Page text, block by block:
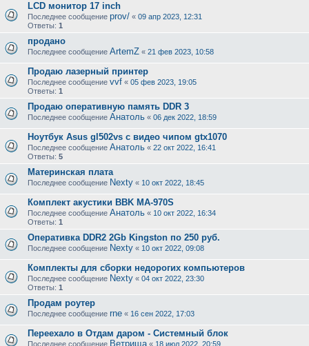
LCD монитор 17 inch
Последнее сообщение prov/ « 09 апр 2023, 12:31
Ответы: 1
продано
Последнее сообщение ArtemZ « 21 фев 2023, 10:58
Продаю лазерный принтер
Последнее сообщение vvf « 05 фев 2023, 19:05
Ответы: 1
Продаю оперативную память DDR 3
Последнее сообщение Анатоль « 06 дек 2022, 18:59
Ноутбук Asus gl502vs с видео чипом gtx1070
Последнее сообщение Анатоль « 22 окт 2022, 16:41
Ответы: 5
Материнская плата
Последнее сообщение Nexty « 10 окт 2022, 18:45
Комплект акустики BBK MA-970S
Последнее сообщение Анатоль « 10 окт 2022, 16:34
Ответы: 1
Оперативка DDR2 2Gb Kingston по 250 руб.
Последнее сообщение Nexty « 10 окт 2022, 09:08
Комплекты для сборки недорогих компьютеров
Последнее сообщение Nexty « 04 окт 2022, 23:30
Ответы: 1
Продам роутер
Последнее сообщение rne « 16 сен 2022, 17:03
Переехало в Отдам даром - Системный блок
Последнее сообщение Ветрища « 18 июл 2022, 20:59